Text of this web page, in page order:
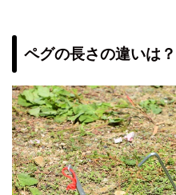
ペグの長さの違いは？